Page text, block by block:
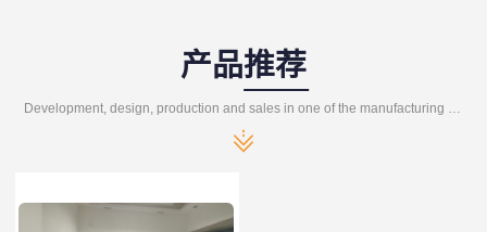
产品推荐